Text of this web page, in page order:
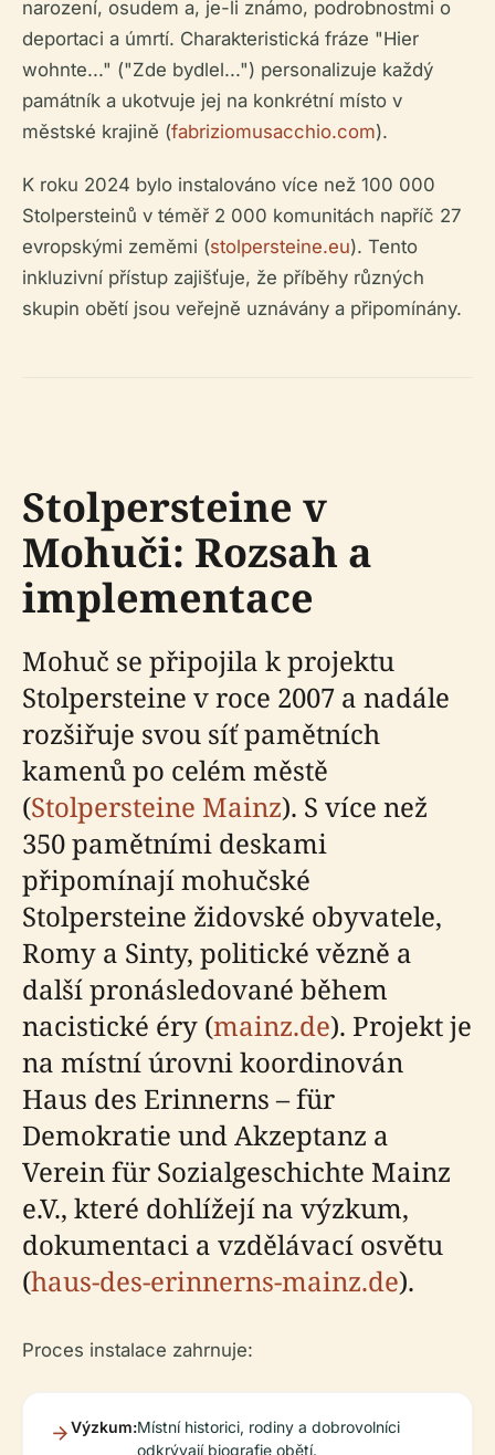
narození, osudem a, je-li známo, podrobnostmi o
deportaci a úmrtí. Charakteristická fráze "Hier
wohnte..." ("Zde bydlel...") personalizuje každý
památník a ukotvuje jej na konkrétní místo v
městské krajině (fabriziomusacchio.com).
K roku 2024 bylo instalováno více než 100 000
Stolpersteinů v téměř 2 000 komunitách napříč 27
evropskými zeměmi (stolpersteine.eu). Tento
inkluzivní přístup zajišťuje, že příběhy různých
skupin obětí jsou veřejně uznávány a připomínány.
Stolpersteine v
Mohuči: Rozsah a
implementace
Mohuč se připojila k projektu
Stolpersteine v roce 2007 a nadále
rozšiřuje svou síť pamětních
kamenů po celém městě
(Stolpersteine Mainz). S více než
350 pamětními deskami
připomínají mohučské
Stolpersteine židovské obyvatele,
Romy a Sinty, politické vězně a
další pronásledované během
nacistické éry (mainz.de). Projekt je
na místní úrovni koordinován
Haus des Erinnerns – für
Demokratie und Akzeptanz a
Verein für Sozialgeschichte Mainz
e.V., které dohlížejí na výzkum,
dokumentaci a vzdělávací osvětu
(haus-des-erinnerns-mainz.de).
Proces instalace zahrnuje:
Výzkum:Místní historici, rodiny a dobrovolníci
odkrývají biografie obětí.